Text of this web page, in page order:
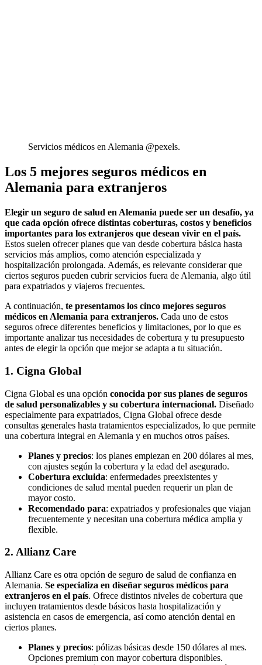
Servicios médicos en Alemania @pexels.
Los 5 mejores seguros médicos en
Alemania para extranjeros
Elegir un seguro de salud en Alemania puede ser un desafío, ya
que cada opción ofrece distintas coberturas, costos y beneficios
importantes para los extranjeros que desean vivir en el país.
Estos suelen ofrecer planes que van desde cobertura básica hasta
servicios más amplios, como atención especializada y
hospitalización prolongada. Además, es relevante considerar que
ciertos seguros pueden cubrir servicios fuera de Alemania, algo útil
para expatriados y viajeros frecuentes.
A continuación, te presentamos los cinco mejores seguros
médicos en Alemania para extranjeros. Cada uno de estos
seguros ofrece diferentes beneficios y limitaciones, por lo que es
importante analizar tus necesidades de cobertura y tu presupuesto
antes de elegir la opción que mejor se adapta a tu situación.
1. Cigna Global
Cigna Global es una opción conocida por sus planes de seguros
de salud personalizables y su cobertura internacional. Diseñado
especialmente para expatriados, Cigna Global ofrece desde
consultas generales hasta tratamientos especializados, lo que permite
una cobertura integral en Alemania y en muchos otros países.
Planes y precios: los planes empiezan en 200 dólares al mes,
con ajustes según la cobertura y la edad del asegurado.
Cobertura excluida: enfermedades preexistentes y
condiciones de salud mental pueden requerir un plan de
mayor costo.
Recomendado para: expatriados y profesionales que viajan
frecuentemente y necesitan una cobertura médica amplia y
flexible.
2. Allianz Care
Allianz Care es otra opción de seguro de salud de confianza en
Alemania. Se especializa en diseñar seguros médicos para
extranjeros en el país. Ofrece distintos niveles de cobertura que
incluyen tratamientos desde básicos hasta hospitalización y
asistencia en casos de emergencia, así como atención dental en
ciertos planes.
Planes y precios: pólizas básicas desde 150 dólares al mes.
Opciones premium con mayor cobertura disponibles.